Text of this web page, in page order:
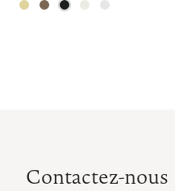
Contactez-nous